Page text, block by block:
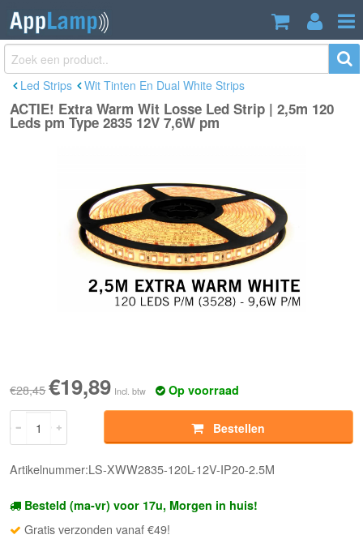
ACTIE! Extra Warm Wit Losse Led Strip
| 2,5m 120 Leds pm Type 2835 12V
7,6W pm
€28,45
Led Strips Wit Tinten En Dual White Strips
ACTIE! Extra Warm Wit Losse Led Strip | 2,5m 120
Leds pm Type 2835 12V 7,6W pm
€28,45€19,89 Incl. btw Op voorraad
Bestellen
Artikelnummer:LS-XWW2835-120L-12V-IP20-2.5M
Besteld (ma-vr) voor 17u, Morgen in huis!
Gratis verzonden vanaf €49!